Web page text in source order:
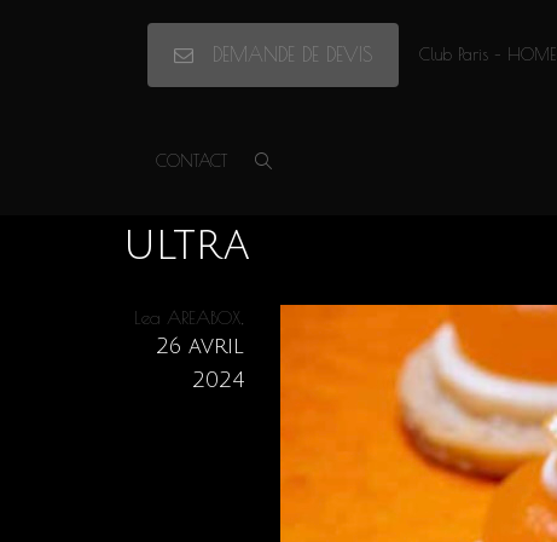
DEMANDE DE DEVIS Club Paris – HOME
CONTACT
ultra
Lea AREABOX
26 avril
2024